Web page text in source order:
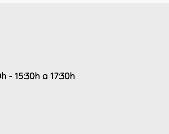
- 15:30h a 17:30h